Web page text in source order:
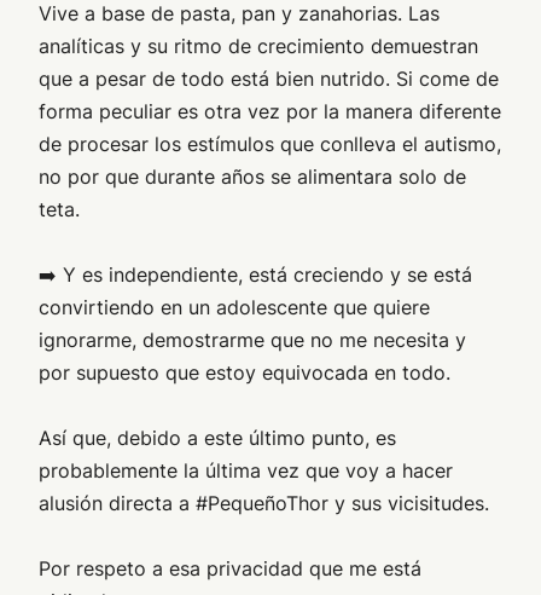
Vive a base de pasta, pan y zanahorias. Las
analíticas y su ritmo de crecimiento demuestran
que a pesar de todo está bien nutrido. Si come de
forma peculiar es otra vez por la manera diferente
de procesar los estímulos que conlleva el autismo,
no por que durante años se alimentara solo de
teta.
➡️ Y es independiente, está creciendo y se está
convirtiendo en un adolescente que quiere
ignorarme, demostrarme que no me necesita y
por supuesto que estoy equivocada en todo.
Así que, debido a este último punto, es
probablemente la última vez que voy a hacer
alusión directa a #PequeñoThor y sus vicisitudes.
Por respeto a esa privacidad que me está